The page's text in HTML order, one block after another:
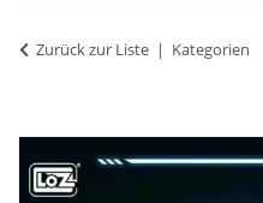
Zurück zur Liste Kategorien